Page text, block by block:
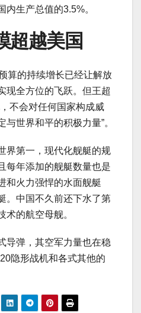
内生产总值的3.5%。
超越美国
算的持续增长已经让解放
现全方位的飞跃。但王超
不会对任何国家构成威
世界和平的积极力量”。
界第一，现代化舰艇的规
每年添加的舰艇数量也是
和火力强悍的水面舰艇
。中国不久前还下水了第
术的航空母舰。
导弹，其空军力量也在稳
隐形战机和各式其他的